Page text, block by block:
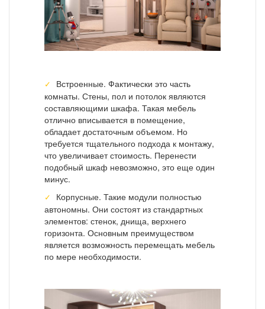
Встроенные. Фактически это часть
комнаты. Стены, пол и потолок являются
составляющими шкафа. Такая мебель
отлично вписывается в помещение,
обладает достаточным объемом. Но
требуется тщательного подхода к монтажу,
что увеличивает стоимость. Перенести
подобный шкаф невозможно, это еще один
минус.
Корпусные. Такие модули полностью
автономны. Они состоят из стандартных
элементов: стенок, днища, верхнего
горизонта. Основным преимуществом
является возможность перемещать мебель
по мере необходимости.